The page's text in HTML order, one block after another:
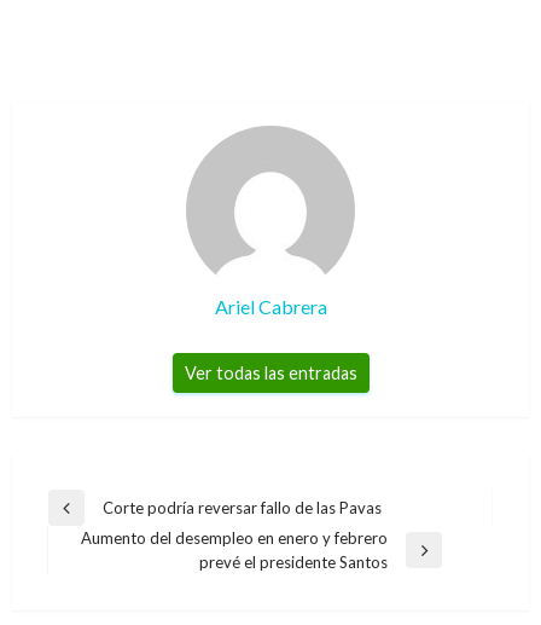
Ariel Cabrera
Ver todas las entradas
Navegación
Entrada
anterior
Corte podría reversar fallo de las Pavas
Aumento del desempleo en enero y febrero
prevé el presidente Santos